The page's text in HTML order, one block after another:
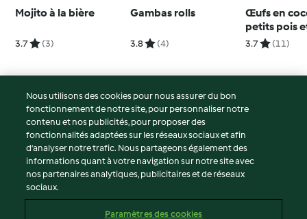
Mojito à la bière
3.7 (3)
Gambas rolls
3.8 (4)
Œufs en
petits pois
3.7 (11)
© Copyright 2026
Conditions d'utilisation
Politique de confidentialité
Non-responsabilité
Mentions légales
Nous utilisons des cookies pour nous assurer du bon
fonctionnement de notre site, pour personnaliser notre
contenu et nos publicités, pour proposer des
fonctionnalités adaptées sur les réseaux sociaux et afin
d’analyser notre trafic. Nous partageons également des
informations quant à votre navigation sur notre site avec
nos partenaires analytiques, publicitaires et de réseaux
sociaux.
Paramètres des cookies